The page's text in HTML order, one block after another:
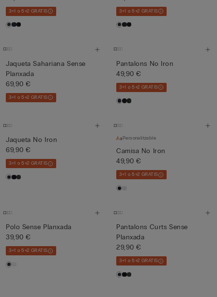
3+1 o 5+2 GRATIS 3+1 o 5+2 GRATIS
Jaqueta Sahariana Sense
Planxada
69,90 €
3+1 o 5+2 GRATIS
Pantalons No Iron
49,90 €
3+1 o 5+2 GRATIS
Jaqueta No Iron
69,90 €
3+1 o 5+2 GRATIS
Personalitzable
Camisa No Iron
49,90 €
3+1 o 5+2 GRATIS
Polo Sense Planxada
39,90 €
3+1 o 5+2 GRATIS
Pantalons Curts Sense
Planxada
29,90 €
3+1 o 5+2 GRATIS